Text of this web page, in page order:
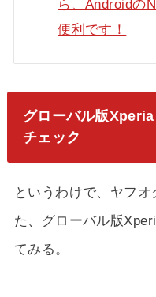
ら、Androidの
便利です！
グローバル版
チェック
というわけで、ヤフ
た、グローバル版
てみる。